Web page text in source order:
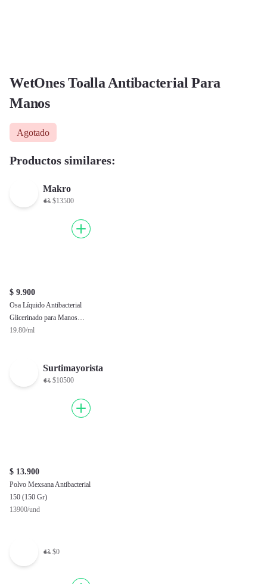
WetOnes Toalla Antibacterial Para
Manos
Agotado
Productos similares:
Makro
$13500
$ 9.900
Osa Líquido Antibacterial
Glicerinado para Manos
Humecta
19.80/ml
Surtimayorista
$10500
$ 13.900
Polvo Mexsana Antibacterial
150 (150 Gr)
13900/und
$0